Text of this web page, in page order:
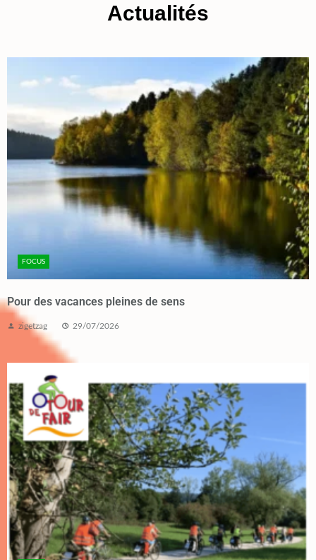
Actualités
FOCUS
Pour des vacances pleines de sens
zigetzag 29/07/2026